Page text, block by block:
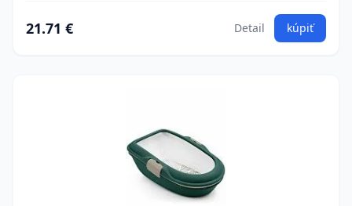
21.71 € Detail kúpiť